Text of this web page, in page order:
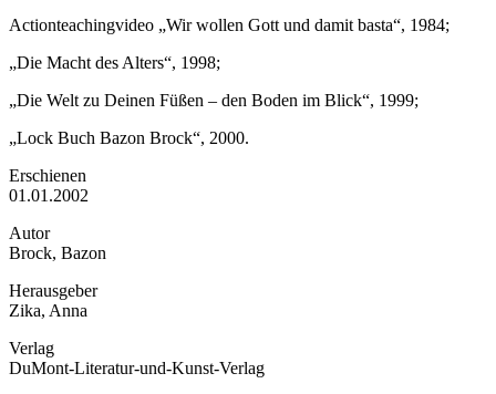
Actionteachingvideo „Wir wollen Gott und damit basta“, 1984;
„Die Macht des Alters“, 1998;
„Die Welt zu Deinen Füßen – den Boden im Blick“, 1999;
„Lock Buch Bazon Brock“, 2000.
Erschienen
01.01.2002
Autor
Brock, Bazon
Herausgeber
Zika, Anna
Verlag
DuMont-Literatur-und-Kunst-Verlag